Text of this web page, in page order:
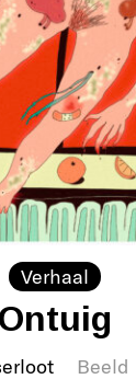
Verhaal
Ontuig
Beeld